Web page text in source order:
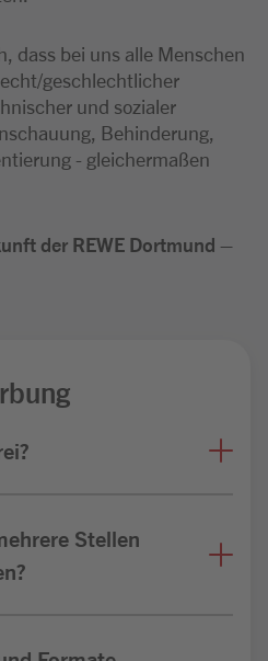
dass bei uns alle Menschen
geschlechtlicher
und sozialer
Behinderung,
- gleichermaßen
der REWE Dortmund –
Stellen